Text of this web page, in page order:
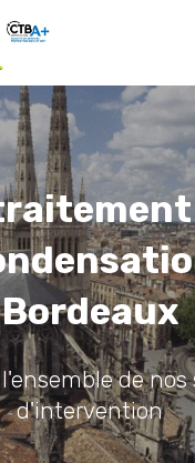
Bordeaux
de nos
d'intervention